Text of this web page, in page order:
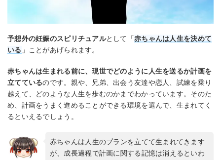
予想外の妊娠のスピリチュアルとして「赤ちゃんは人生を決めて
いる 」ことがあげられます。
赤ちゃんは生まれる前に、現世でどのように人生を送るか計画を
立てているのです。親や、兄弟、出会う友達や恋人、試練を乗り
越えて、どのような人生を歩むのかまでわかっています。そのた
め、計画をうまく進めることができる環境を選んで、生まれてく
るといえるでしょう。
赤ちゃんは人生のプランを立てて生まれてきます
が、成長過程で計画に関する記憶は消えるといわ